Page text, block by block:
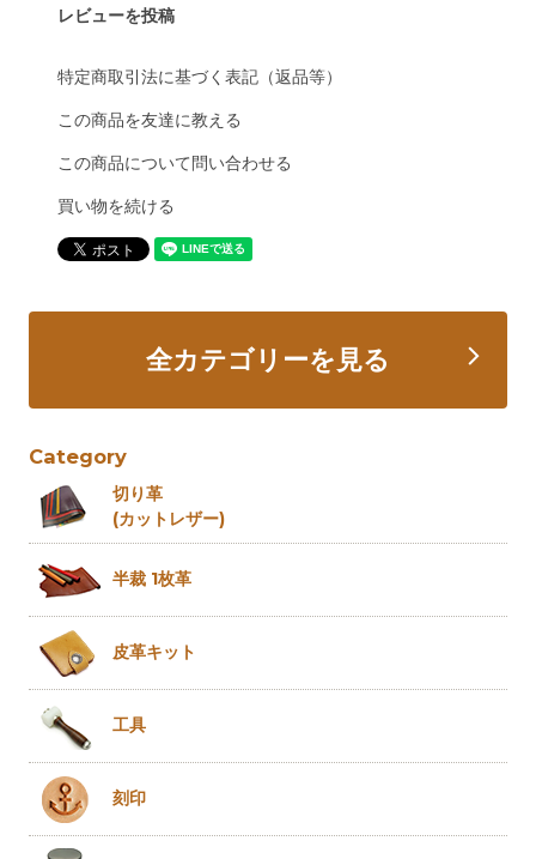
レビューを投稿
特定商取引法に基づく表記（返品等）
この商品を友達に教える
この商品について問い合わせる
買い物を続ける
全カテゴリーを見る
Category
切り革
(カットレザー)
半裁 1枚革
皮革キット
工具
刻印